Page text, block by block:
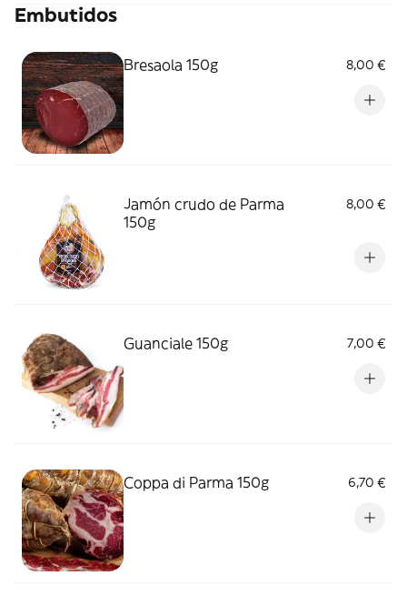
Embutidos
Bresaola 150g 8,00 €
Jamón crudo de Parma
150g
8,00 €
Guanciale 150g 7,00 €
Coppa di Parma 150g 6,70 €